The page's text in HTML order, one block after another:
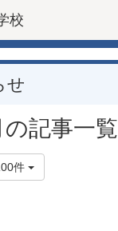
校
せ
記事一覧
件